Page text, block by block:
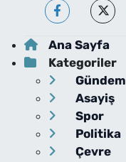
Ana Sayfa
Kategoriler
Gündem
Asayiş
Spor
Politika
Çevre